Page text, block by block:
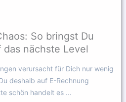
So bringst Du
nächste Level
verursacht für Dich nur wenig
deshalb auf E-Rechnung
schön handelt es ...